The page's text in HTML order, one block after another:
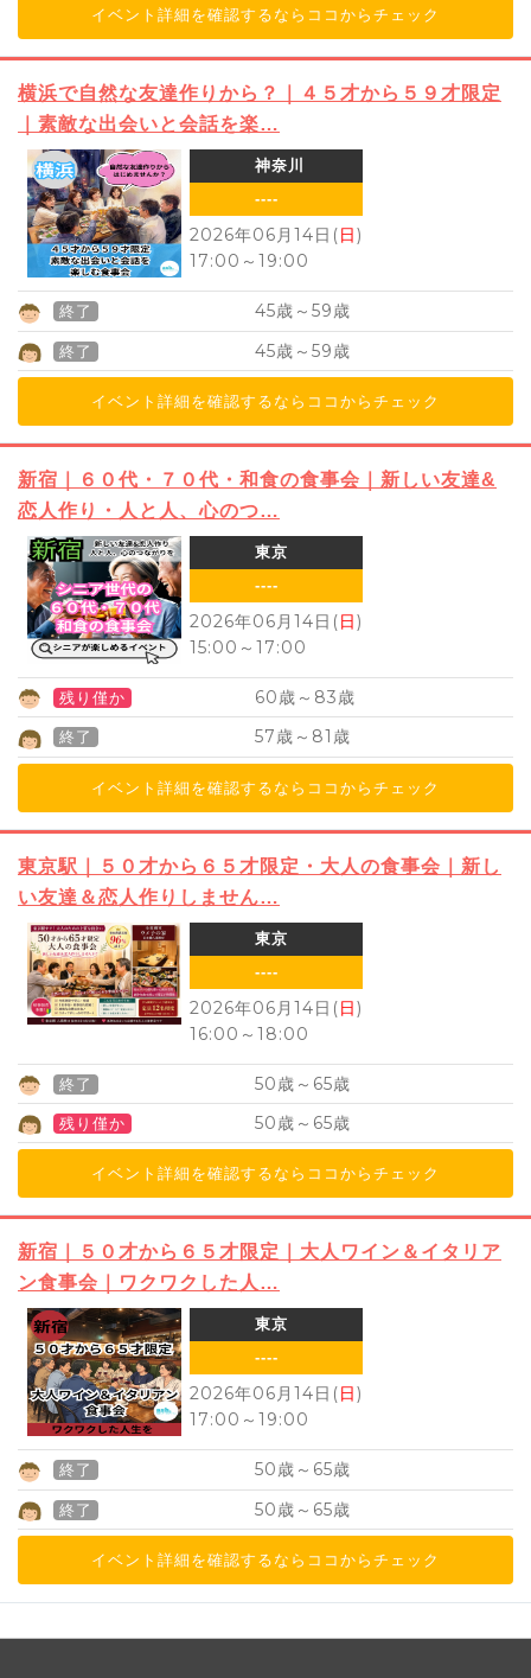
イベント詳細を確認するならココからチェック
横浜で自然な友達作りから？｜４５才から５９才限定
｜素敵な出会いと会話を楽…
神奈川
----
2026年06月14日(日)
17:00 ～ 19:00
終了 45歳～ 59歳
終了 45歳～ 59歳
イベント詳細を確認するならココからチェック
新宿｜６０代・７０代・和食の食事会｜新しい友達&
恋人作り・人と人、心のつ…
東京
----
2026年06月14日(日)
15:00 ～ 17:00
残り僅か 60歳～ 83歳
終了 57歳～ 81 歳
イベント詳細を確認するならココからチェック
東京駅｜５０才から６５才限定・大人の食事会｜新し
い友達＆恋人作りしません…
東京
----
2026年06月14日(日)
16:00 ～ 18:00
終了 50歳～ 65歳
残り僅か 50歳～ 65歳
イベント詳細を確認するならココからチェック
新宿｜５０才から６５才限定｜大人ワイン＆イタリア
ン食事会｜ワクワクした人…
東京
----
2026年06月14日(日)
17:00 ～ 19:00
終了 50歳～ 65歳
終了 50歳～ 65歳
イベント詳細を確認するならココからチェック